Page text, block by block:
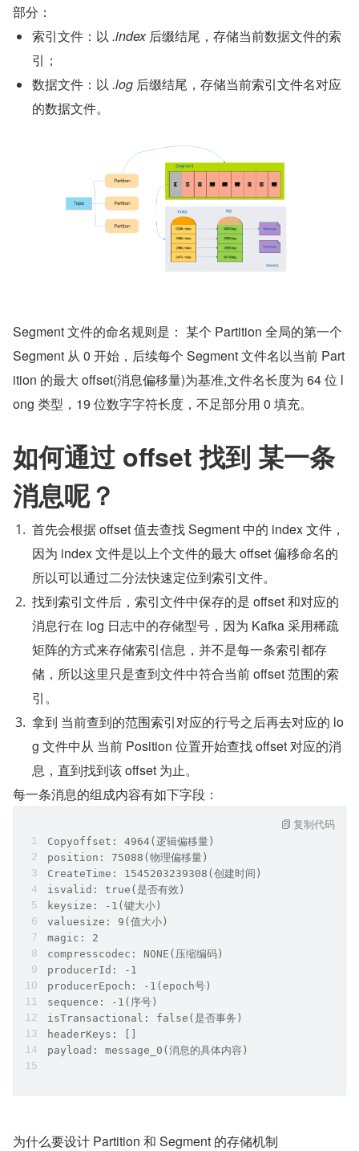
部分：
索引文件：以 .index 后缀结尾，存储当前数据文件的索
引；
数据文件：以 .log 后缀结尾，存储当前索引文件名对应
的数据文件。
Segment 文件的命名规则是： 某个 Partition 全局的第一个
Segment 从 0 开始，后续每个 Segment 文件名以当前 Part
ition 的最大 offset(消息偏移量)为基准,文件名长度为 64 位 l
ong 类型，19 位数字字符长度，不足部分用 0 填充。
如何通过 offset 找到 某一条
消息呢？
首先会根据 offset 值去查找 Segment 中的 index 文件，
因为 index 文件是以上个文件的最大 offset 偏移命名的
所以可以通过二分法快速定位到索引文件。
找到索引文件后，索引文件中保存的是 offset 和对应的
消息行在 log 日志中的存储型号，因为 Kafka 采用稀疏
矩阵的方式来存储索引信息，并不是每一条索引都存
储，所以这里只是查到文件中符合当前 offset 范围的索
引。
拿到 当前查到的范围索引对应的行号之后再去对应的 lo
g 文件中从 当前 Position 位置开始查找 offset 对应的消
息，直到找到该 offset 为止。
每一条消息的组成内容有如下字段：
Copyoffset: 4964(逻辑偏移量)
position: 75088(物理偏移量)
CreateTime: 1545203239308(创建时间)
isvalid: true(是否有效)
keysize: -1(键大小)
valuesize: 9(值大小)
magic: 2
compresscodec: NONE(压缩编码)
producerId: -1
producerEpoch: -1(epoch号)
sequence: -1(序号)
isTransactional: false(是否事务)
headerKeys: []
payload: message_0(消息的具体内容)
复制代码
为什么要设计 Partition 和 Segment 的存储机制